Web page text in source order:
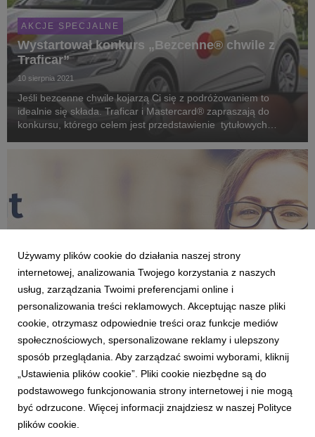
AKCJE SPECJALNE
Wystartował konkurs „Bezcenne® chwile z
Traficar”
10 sierpnia 2021
Jeśli bezcenne chwile kojarzą Ci się z podróżowaniem to
idealnie się składa. Traficar i Mastercard® zapraszają do
konkursu, którego celem jest przedstawienie tytułowych
Konkurs potrwa do 30 września. W puli nagród...
AKCJE SPECJALNE
Traficar partnerem konkursu i raportu portalu
Aplikuj.pl o pracy studentów
13 maja 2019
Traficar zatrudnia studentów, umożliwiając łączenie studiów z
pracą, dlatego zaangażował się w promowanie akcji portalu
Aplikuj.pl "Student pracuje".
Używamy plików cookie do działania naszej strony
internetowej, analizowania Twojego korzystania z naszych
usług, zarządzania Twoimi preferencjami online i
personalizowania treści reklamowych. Akceptując nasze pliki
cookie, otrzymasz odpowiednie treści oraz funkcje mediów
społecznościowych, spersonalizowane reklamy i ulepszony
sposób przeglądania. Aby zarządzać swoimi wyborami, kliknij
„Ustawienia plików cookie”. Pliki cookie niezbędne są do
podstawowego funkcjonowania strony internetowej i nie mogą
być odrzucone. Więcej informacji znajdziesz w naszej Polityce
plików cookie.